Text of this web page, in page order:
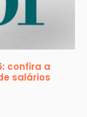
confira a
salários